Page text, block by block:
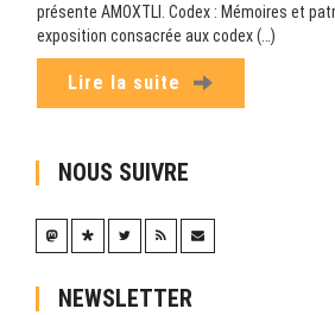
présente AMOXTLI. Codex : Mémoires et
exposition consacrée aux codex (…)
Lire la suite
NOUS SUIVRE
NEWSLETTER